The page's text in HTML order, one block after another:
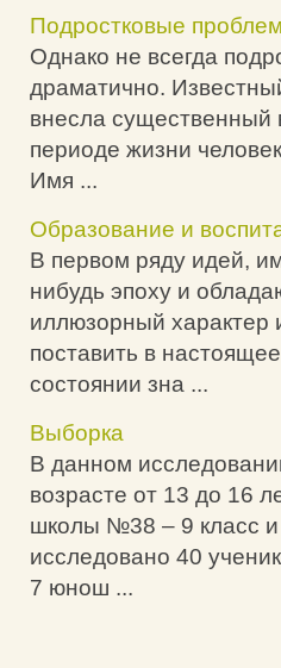
Подростковые
Однако не всегда
драматично.
внесла существенный
периоде жизни
Имя ...
Образование и
В первом ряду идей,
нибудь эпоху и
иллюзорный
поставить в
состоянии зна ...
Выборка
В данном
возрасте от 13 до 16
школы №38 – 9 класс
исследовано 40
7 юнош ...